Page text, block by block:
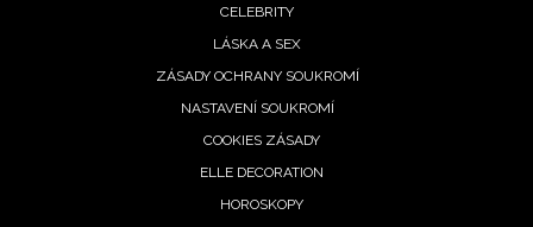
CELEBRITY
LÁSKA A SEX
ZÁSADY OCHRANY SOUKROMÍ
NASTAVENÍ SOUKROMÍ
COOKIES ZÁSADY
ELLE DECORATION
HOROSKOPY